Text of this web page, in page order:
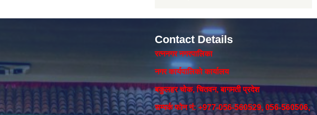
Contact Details
रत्ननगर नगरपालिका
नगर कार्यपालिकाे कार्यालय‍
बकुलहर चोक, चितवन, बागमती प्रदेश
सम्पर्क फोन नं: +977-056-560529, 056-560506,